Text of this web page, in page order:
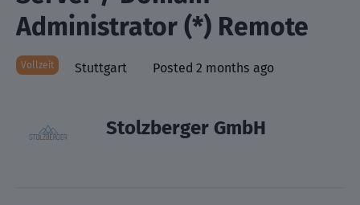
Administrator (*) Remote
Vollzeit Stuttgart Posted 2 months ago
Stolzberger GmbH